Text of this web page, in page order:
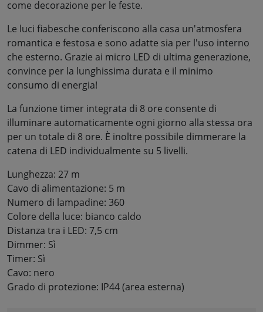
come decorazione per le feste.
Le luci fiabesche conferiscono alla casa un'atmosfera
romantica e festosa e sono adatte sia per l'uso interno
che esterno. Grazie ai micro LED di ultima generazione,
convince per la lunghissima durata e il minimo
consumo di energia!
La funzione timer integrata di 8 ore consente di
illuminare automaticamente ogni giorno alla stessa ora
per un totale di 8 ore. È inoltre possibile dimmerare la
catena di LED individualmente su 5 livelli.
Lunghezza: 27 m
Cavo di alimentazione: 5 m
Numero di lampadine: 360
Colore della luce: bianco caldo
Distanza tra i LED: 7,5 cm
Dimmer: Sì
Timer: Sì
Cavo: nero
Grado di protezione: IP44 (area esterna)